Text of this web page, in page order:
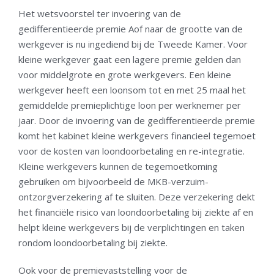
Het wetsvoorstel ter invoering van de
gedifferentieerde premie Aof naar de grootte van de
werkgever is nu ingediend bij de Tweede Kamer. Voor
kleine werkgever gaat een lagere premie gelden dan
voor middelgrote en grote werkgevers. Een kleine
werkgever heeft een loonsom tot en met 25 maal het
gemiddelde premieplichtige loon per werknemer per
jaar. Door de invoering van de gedifferentieerde premie
komt het kabinet kleine werkgevers financieel tegemoet
voor de kosten van loondoorbetaling en re-integratie.
Kleine werkgevers kunnen de tegemoetkoming
gebruiken om bijvoorbeeld de MKB-verzuim-
ontzorgverzekering af te sluiten. Deze verzekering dekt
het financiële risico van loondoorbetaling bij ziekte af en
helpt kleine werkgevers bij de verplichtingen en taken
rondom loondoorbetaling bij ziekte.
Ook voor de premievaststelling voor de